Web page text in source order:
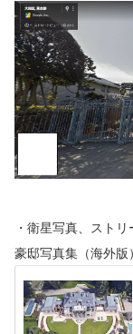
・衛星写真、スト
豪邸写真集（海外版）